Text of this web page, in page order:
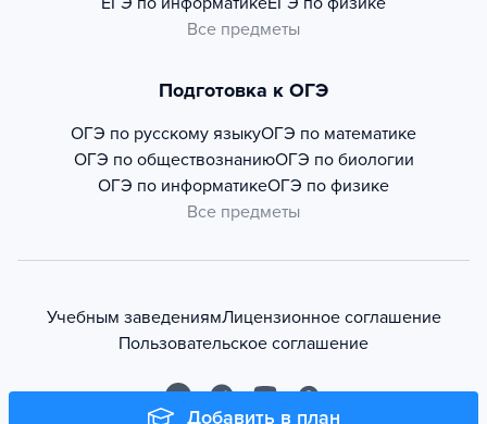
Добавить в план
Все предметы
Подготовка к ОГЭ
ОГЭ по русскому языкуОГЭ по математике
ОГЭ по обществознаниюОГЭ по биологии
ОГЭ по информатикеОГЭ по физике
Все предметы
Учебным заведениямЛицензионное соглашение
Пользовательское соглашение